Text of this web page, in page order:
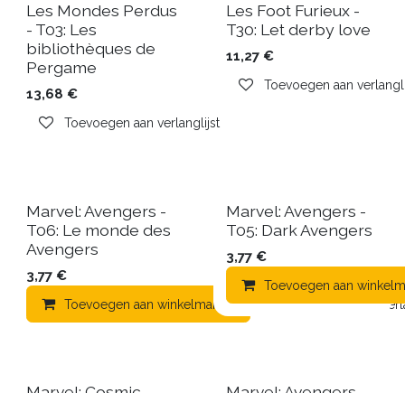
Les Mondes Perdus
- T03: Les
bibliothèques de
Pergame
13,68 €
Toevoegen aan verlanglijst
Les Foot Furieux -
T30: Let derby love
11,27€
Toevoegen aan
Marvel: Avengers -
T06: Le monde des
Avengers
3,77 €
Toevoegen aan winkelmandje Toevoegen aan
Marvel: Avengers -
T05: Dark Avengers
3,77€
Toevoegen aan